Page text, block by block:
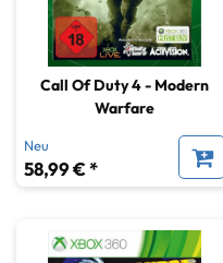
Call Of Duty 4 - Modern
Warfare
Neu
58,99 € *